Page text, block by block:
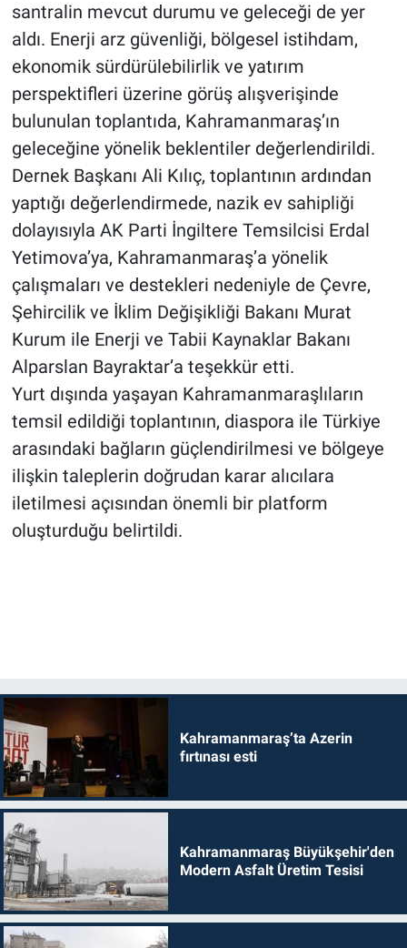
santralin mevcut durumu ve geleceği de yer
aldı. Enerji arz güvenliği, bölgesel istihdam,
ekonomik sürdürülebilirlik ve yatırım
perspektifleri üzerine görüş alışverişinde
bulunulan toplantıda, Kahramanmaraş’ın
geleceğine yönelik beklentiler değerlendirildi.
Dernek Başkanı Ali Kılıç, toplantının ardından
yaptığı değerlendirmede, nazik ev sahipliği
dolayısıyla AK Parti İngiltere Temsilcisi Erdal
Yetimova’ya, Kahramanmaraş’a yönelik
çalışmaları ve destekleri nedeniyle de Çevre,
Şehircilik ve İklim Değişikliği Bakanı Murat
Kurum ile Enerji ve Tabii Kaynaklar Bakanı
Alparslan Bayraktar’a teşekkür etti.
Yurt dışında yaşayan Kahramanmaraşlıların
temsil edildiği toplantının, diaspora ile Türkiye
arasındaki bağların güçlendirilmesi ve bölgeye
ilişkin taleplerin doğrudan karar alıcılara
iletilmesi açısından önemli bir platform
oluşturduğu belirtildi.
Kahramanmaraş’ta Azerin
fırtınası esti
Kahramanmaraş Büyükşehir'den
Modern Asfalt Üretim Tesisi